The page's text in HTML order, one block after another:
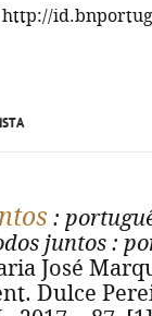
:
juntos :
José
Dulce